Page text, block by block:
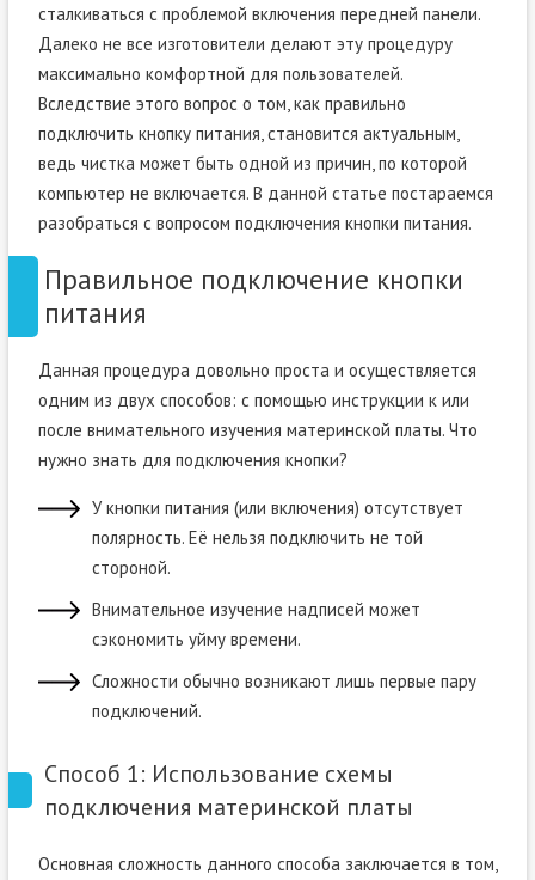
сталкиваться с проблемой включения передней панели.
Далеко не все изготовители делают эту процедуру
максимально комфортной для пользователей.
Вследствие этого вопрос о том, как правильно
подключить кнопку питания, становится актуальным,
ведь чистка может быть одной из причин, по которой
компьютер не включается. В данной статье постараемся
разобраться с вопросом подключения кнопки питания.
Правильное подключение кнопки
питания
Данная процедура довольно проста и осуществляется
одним из двух способов: с помощью инструкции к или
после внимательного изучения материнской платы. Что
нужно знать для подключения кнопки?
У кнопки питания (или включения) отсутствует
полярность. Её нельзя подключить не той
стороной.
Внимательное изучение надписей может
сэкономить уйму времени.
Сложности обычно возникают лишь первые пару
подключений.
Способ 1: Использование схемы
подключения материнской платы
Основная сложность данного способа заключается в том,